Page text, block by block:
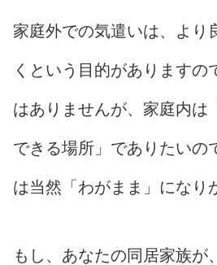
家庭外での気遣いは、より
くという目的がありますの
はありませんが、家庭内は
できる場所」でありたいの
は当然「わがまま」になり
もし、あなたの同居家族が